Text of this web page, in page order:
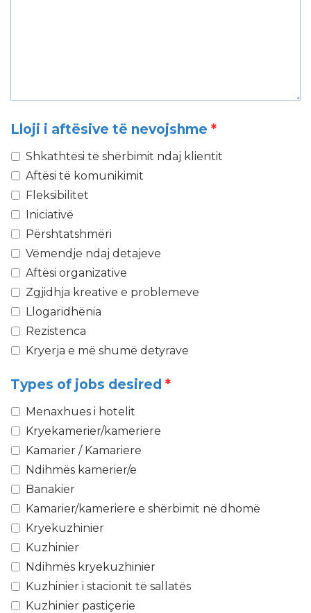
Lloji i aftësive të nevojshme *
Shkathtësi të shërbimit ndaj klientit
Aftësi të komunikimit
Fleksibilitet
Iniciativë
Përshtatshmëri
Vëmendje ndaj detajeve
Aftësi organizative
Zgjidhja kreative e problemeve
Llogaridhënia
Rezistenca
Kryerja e më shumë detyrave
Types of jobs desired *
Menaxhues i hotelit
Kryekamerier/kameriere
Kamarier / Kamariere
Ndihmës kamerier/e
Banakier
Kamarier/kameriere e shërbimit në dhomë
Kryekuzhinier
Kuzhinier
Ndihmës kryekuzhinier
Kuzhinier i stacionit të sallatës
Kuzhinier pastiçerie